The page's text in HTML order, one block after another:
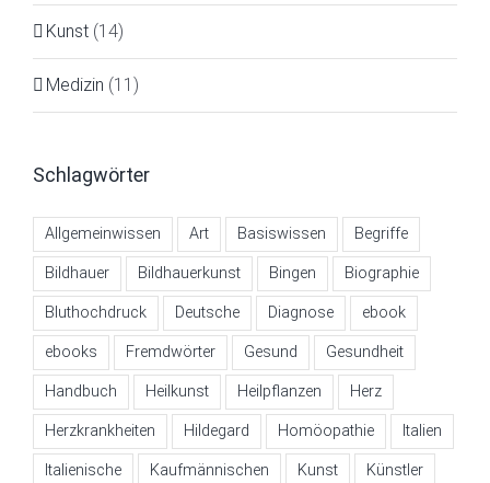
Kunst (14)
Medizin (11)
Schlagwörter
Allgemeinwissen Art Basiswissen Begriffe
Bildhauer Bildhauerkunst Bingen Biographie
Bluthochdruck Deutsche Diagnose ebook
ebooks Fremdwörter Gesund Gesundheit
Handbuch Heilkunst Heilpflanzen Herz
Herzkrankheiten Hildegard Homöopathie Italien
Italienische Kaufmännischen Kunst Künstler